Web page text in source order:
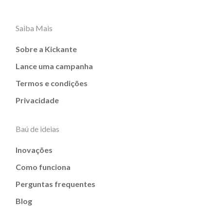
Saiba Mais
Sobre a Kickante
Lance uma campanha
Termos e condições
Privacidade
Baú de ideias
Inovações
Como funciona
Perguntas frequentes
Blog